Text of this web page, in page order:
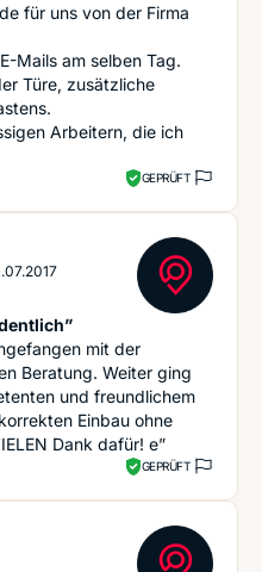
für uns von der Firma
Mails am selben Tag.
Türe, zusätzliche
Arbeitern, die ich
GEPRÜFT
mit der
Beratung. Weiter ging
und freundlichem
Einbau ohne
Dank dafür! e”
GEPRÜFT